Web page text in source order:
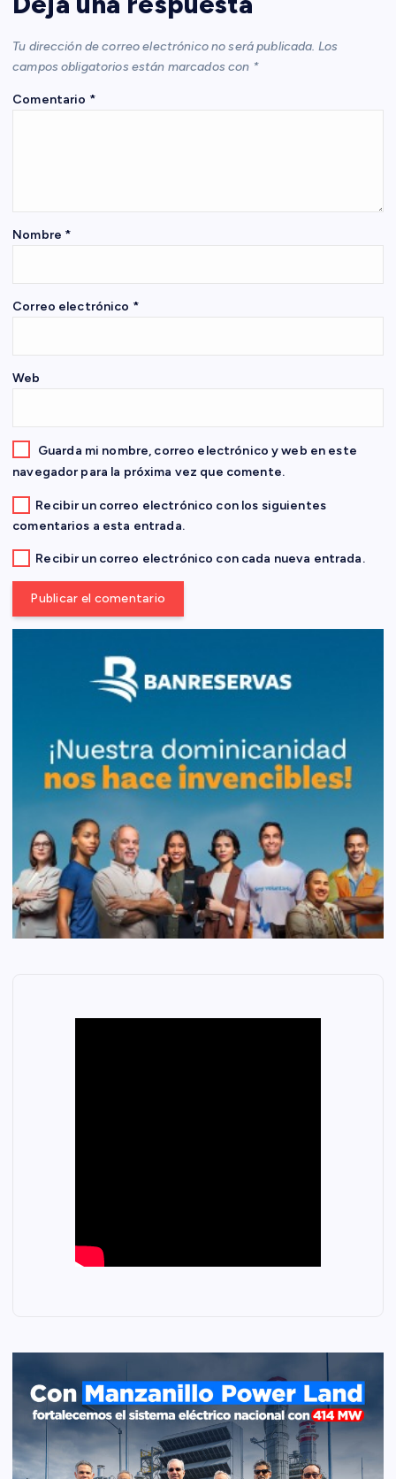
i
ó
e
n
r
a
d
a
s
Tu dirección de correo electrónico no será publicada. Los
campos obligatorios están marcados con *
Comentario *
Nombre *
Correo electrónico *
Web
Guarda mi nombre, correo electrónico y web en este
navegador para la próxima vez que comente.
Recibir un correo electrónico con los siguientes
comentarios a esta entrada.
Recibir un correo electrónico con cada nueva entrada.